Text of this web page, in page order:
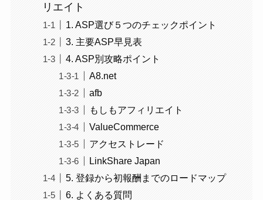
リエイト
1. ASP選び５つのチェックポイント
3. 主要ASP早見表
4. ASP別攻略ポイント
A8.net
afb
もしもアフィリエイト
ValueCommerce
アクセストレード
LinkShare Japan
5. 登録から初報酬までのロードマップ
6. よくある質問